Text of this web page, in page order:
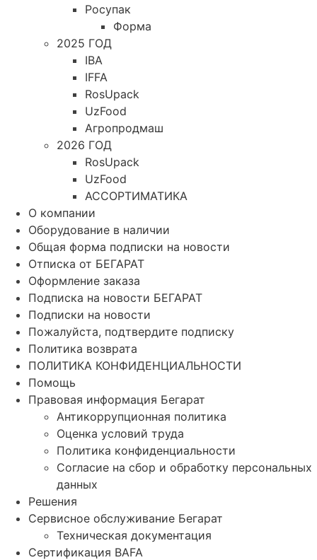
Росупак
Форма
2025 ГОД
IBA
IFFA
RosUpack
UzFood
Агропродмаш
2026 ГОД
RosUpack
UzFood
АССОРТИМАТИКА
О компании
Оборудование в наличии
Общая форма подписки на новости
Отписка от БЕГАРАТ
Оформление заказа
Подписка на новости БЕГАРАТ
Подписки на новости
Пожалуйста, подтвердите подписку
Политика возврата
ПОЛИТИКА КОНФИДЕНЦИАЛЬНОСТИ
Помощь
Правовая информация Бегарат
Антикоррупционная политика
Оценка условий труда
Политика конфиденциальности
Согласие на сбор и обработку персональных
данных
Решения
Сервисное обслуживание Бегарат
Техническая документация
Сертификация BAFA